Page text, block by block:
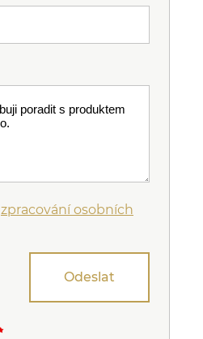
zpracování osobních
Odeslat